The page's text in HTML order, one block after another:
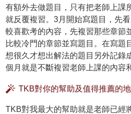
有額外去做題目，只有把老師上課
就反覆複習。3月開始寫題目，先
較喜歡考的內容，先複習那些章節
比較冷門的章節並寫題目。在寫題
想很久才想出解法的題目另外記錄
個月就是不斷複習老師上課的內容
TKB對你的幫助及值得推薦的
TKB對我最大的幫助就是老師已經